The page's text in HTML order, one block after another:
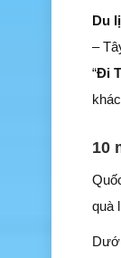
Du
–
“Đi
10
quà